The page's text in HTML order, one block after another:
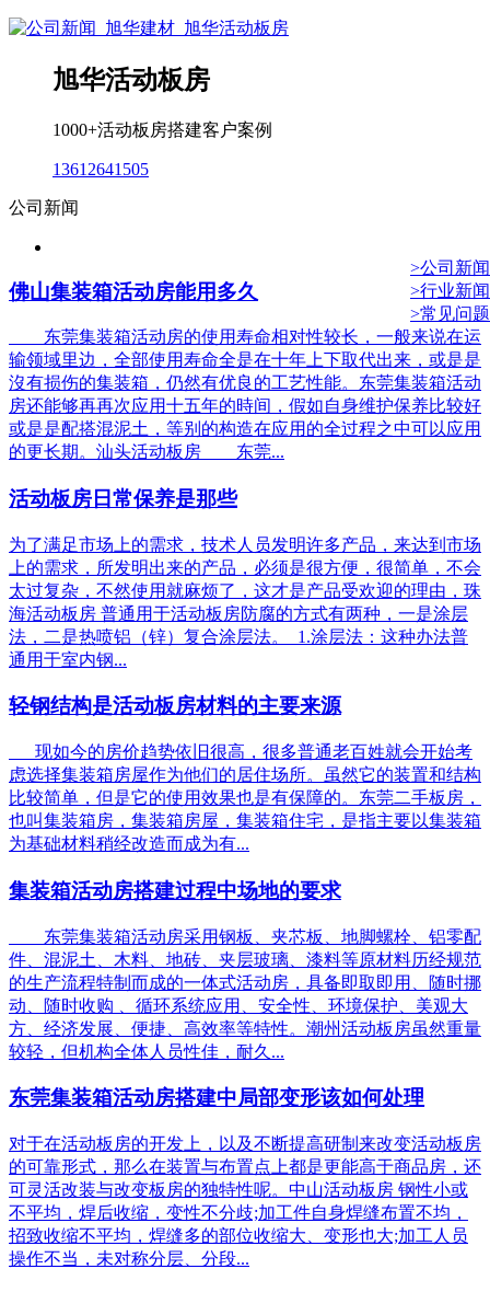
旭华活动板房
1000+活动板房搭建客户案例
13612641505
公司新闻
>公司新闻
>行业新闻
>常见问题
佛山集装箱活动房能用多久
东莞集装箱活动房的使用寿命相对性较长，一般来说在运
输领域里边，全部使用寿命全是在十年上下取代出来，或是是
沒有损伤的集装箱，仍然有优良的工艺性能。东莞集装箱活动
房还能够再再次应用十五年的時间，假如自身维护保养比较好
或是是配搭混泥土，等别的构造在应用的全过程之中可以应用
的更长期。汕头活动板房 东莞...
活动板房日常保养是那些
为了满足市场上的需求，技术人员发明许多产品，来达到市场
上的需求，所发明出来的产品，必须是很方便，很简单，不会
太过复杂，不然使用就麻烦了，这才是产品受欢迎的理由，珠
海活动板房 普通用于活动板房防腐的方式有两种，一是涂层
法，二是热喷铝（锌）复合涂层法。 1.涂层法：这种办法普
通用于室内钢...
轻钢结构是活动板房材料的主要来源
现如今的房价趋势依旧很高，很多普通老百姓就会开始考
虑选择集装箱房屋作为他们的居住场所。虽然它的装置和结构
比较简单，但是它的使用效果也是有保障的。东莞二手板房，
也叫集装箱房，集装箱房屋，集装箱住宅，是指主要以集装箱
为基础材料稍经改造而成为有...
集装箱活动房搭建过程中场地的要求
东莞集装箱活动房采用钢板、夹芯板、地脚螺栓、铝零配
件、混泥土、木料、地砖、夹层玻璃、漆料等原材料历经规范
的生产流程特制而成的一体式活动房，具备即取即用、随时挪
动、随时收购 、循环系统应用、安全性、环境保护、美观大
方、经济发展、便捷、高效率等特性。潮州活动板房虽然重量
较轻，但机构全体人员性佳，耐久...
东莞集装箱活动房搭建中局部变形该如何处理
对于在活动板房的开发上，以及不断提高研制来改变活动板房
的可靠形式，那么在装置与布置点上都是更能高于商品房，还
可灵活改装与改变板房的独特性呢。中山活动板房 钢性小或
不平均，焊后收缩，变性不分歧;加工件自身焊缝布置不均，
招致收缩不平均，焊缝多的部位收缩大、变形也大;加工人员
操作不当，未对称分层、分段...